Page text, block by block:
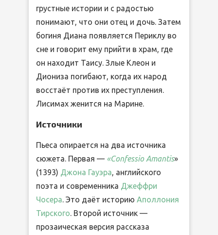
грустные истории и с радостью
понимают, что они отец и дочь. Затем
богиня Диана появляется Периклу во
сне и говорит ему прийти в храм, где
он находит Таису. Злые Клеон и
Диониза погибают, когда их народ
восстаёт против их преступления.
Лисимах женится на Марине.
Источники
Пьеса опирается на два источника
сюжета. Первая — «Confessio Amantis»
(1393) Джона Гауэра, английского
поэта и современника Джеффри
Чосера. Это даёт историю Аполлония
Тирского. Второй источник —
прозаическая версия рассказа